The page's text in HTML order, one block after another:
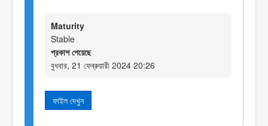
Maturity
Stable
প্রকাশ পেয়েছে
বুধবার, 21 ফেব্রুয়ারী 2024 20:26
ফাইল দেখুন